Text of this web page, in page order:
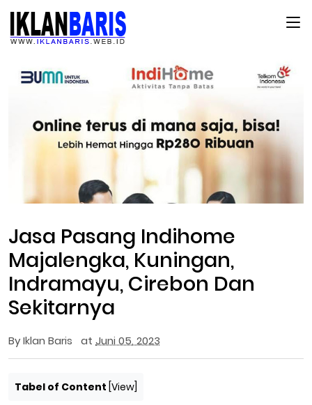
Main Menu
Jasa Pasang Indihome
Majalengka, Kuningan,
Indramayu, Cirebon Dan
Sekitarnya
ByIklan Baris at Juni 05, 2023
Tabel of Content View